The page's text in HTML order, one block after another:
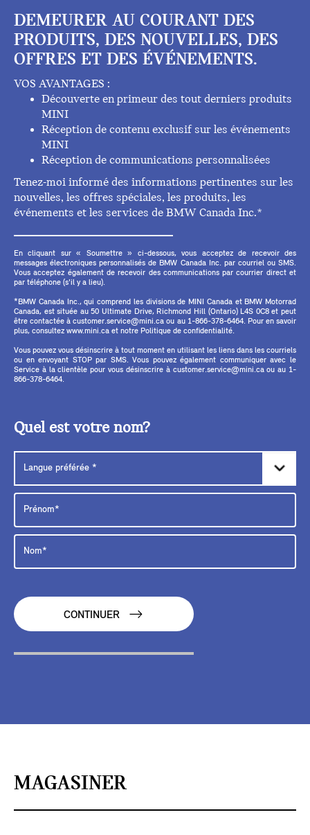
DEMEURER AU COURANT DES
PRODUITS, DES NOUVELLES, DES
OFFRES ET DES ÉVÉNEMENTS.
VOS AVANTAGES :
Découverte en primeur des tout derniers produits
MINI
Réception de contenu exclusif sur les événements
MINI
Réception de communications personnalisées
Tenez-moi informé des informations pertinentes sur les
nouvelles, les offres spéciales, les produits, les
événements et les services de BMW Canada Inc.*
En cliquant sur « Soumettre » ci-dessous, vous acceptez de recevoir des
messages électroniques personnalisés de BMW Canada Inc. par courriel ou SMS.
Vous acceptez également de recevoir des communications par courrier direct et
par téléphone (s'il y a lieu).
*BMW Canada Inc., qui comprend les divisions de MINI Canada et BMW Motorrad
Canada, est située au 50 Ultimate Drive, Richmond Hill (Ontario) L4S 0C8 et peut
être contactée à customer.service@mini.ca ou au 1-866-378-6464. Pour en savoir
plus, consultez www.mini.ca et notre Politique de confidentialité.
Vous pouvez vous désinscrire à tout moment en utilisant les liens dans les courriels
ou en envoyant STOP par SMS. Vous pouvez également communiquer avec le
Service à la clientèle pour vous désinscrire à customer.service@mini.ca ou au 1-
866-378-6464.
Quel est votre nom?
CONTINUER
MAGASINER